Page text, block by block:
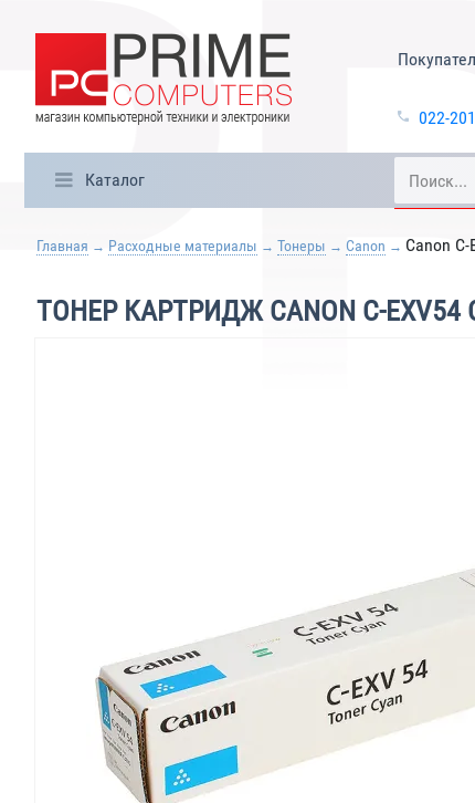
022-
Каталог
Главная Расходные материалы Тонеры Canon Canon C-
ТОНЕР КАРТРИДЖ CANON C-EXV54